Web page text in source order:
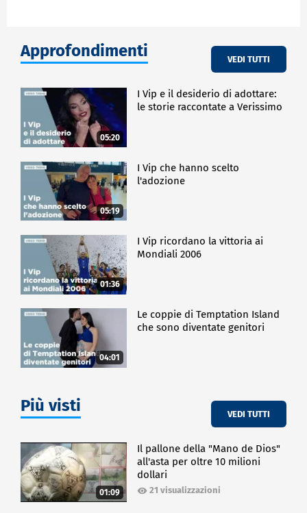
Approfondimenti VEDI TUTTI
05:20
I Vip e il desiderio di adottare:
le storie raccontate a Verissimo
05:19
I Vip che hanno scelto
l'adozione
01:36
I Vip ricordano la vittoria ai
Mondiali 2006
04:01
Le coppie di Temptation Island
che sono diventate genitori
Più visti VEDI TUTTI
01:09
Il pallone della "Mano de Dios"
all'asta per oltre 10 milioni
dollari
21 visualizzazioni